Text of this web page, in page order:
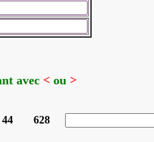
avec < ou >
44 628